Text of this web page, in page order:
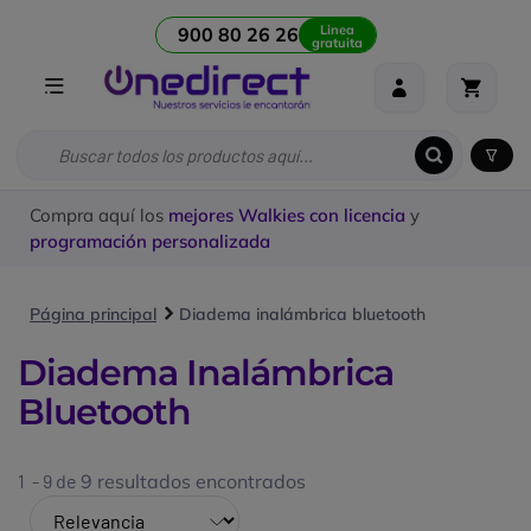
900 80 26 26 Linea
gratuita
Compra aquí los mejores Walkies con licencia y
programación personalizada
Página principal Diadema inalámbrica bluetooth
Diadema Inalámbrica
Bluetooth
1 - 9 de 9 resultados encontrados